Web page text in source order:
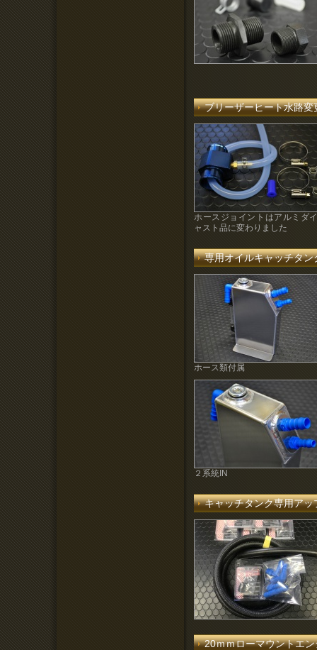
ブリーザーヒート水路
ホースジョイントはアルミダ
ャスト品に変わりました
専用オイルキャッチタ
ホース類付属
２系統IN
キャッチタンク専用ア
20ｍｍローマウントエ